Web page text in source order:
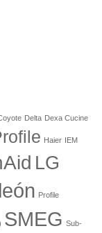
Delta Dexa Cucine
Haier IEM
LG
Profile
SMEG Sub-